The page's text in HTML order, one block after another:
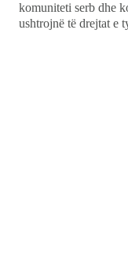
komuniteti serb dhe
ushtrojnë të drejtat e